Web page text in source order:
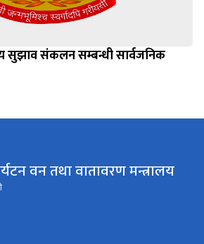
सुझाव संकलन सम्बन्धी सार्वजनिक
वन तथा वातावरण मन्त्रालय